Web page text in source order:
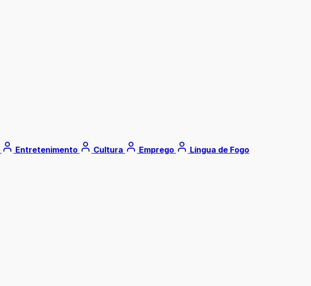
Entretenimento Cultura Emprego Língua de Fogo